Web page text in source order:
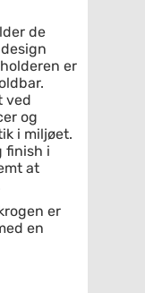
de
er
ved
og
i miljøet.
finish i
at
er
en